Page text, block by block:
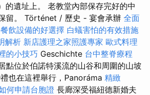
的遺址上。 老教堂內部保存完好的中
留。 Történet / 歷史 - 宴會承辦 全面
飲設備的好選擇 白蟻害怕的有效措施
解析 新店護理之家照護專家 歐式料理
的小技巧 Geschichte 台中整脊療程
點位於伯諾特溪流的山谷和周圍的山坡
也在這裡舉行，Panoráma 精緻
何申請台胞證 長廊深受福紐德新婚夫